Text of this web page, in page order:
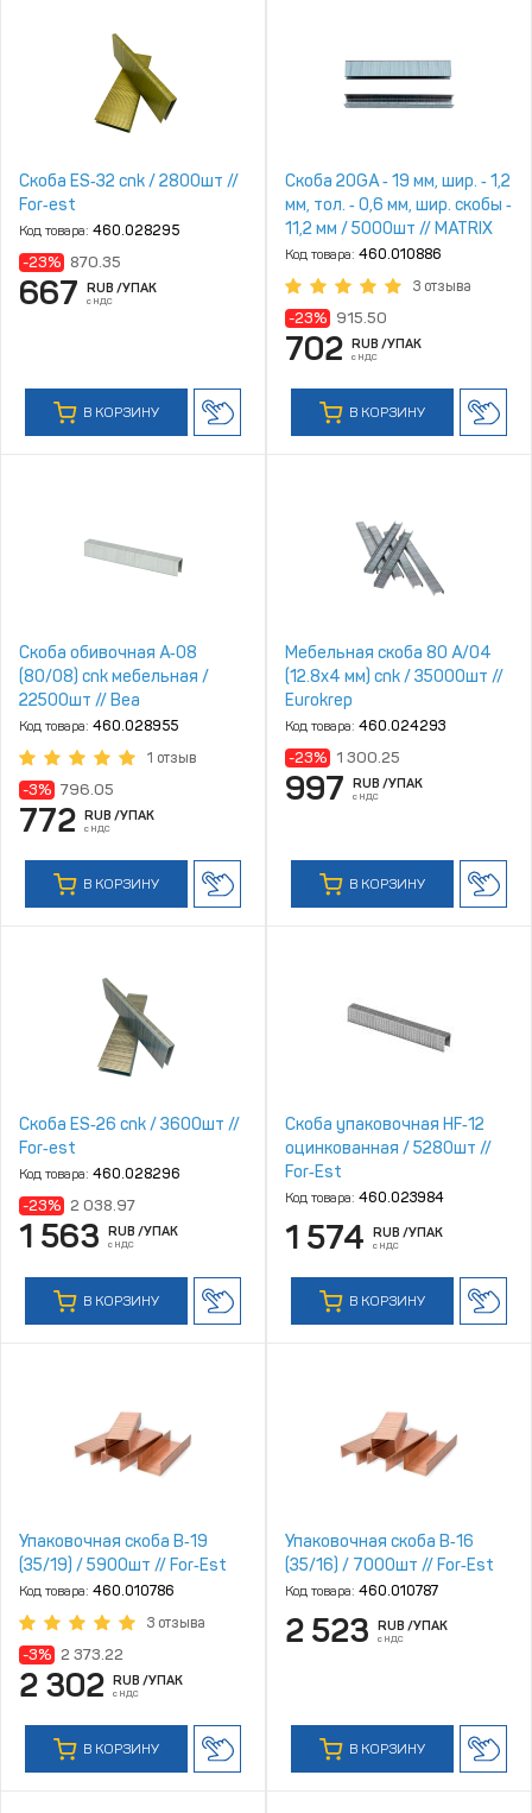
Скоба ES‑32 cnk / 2800шт //
For‑est
Код товара: 460.028295
-23% 870.35
667 RUB /УПАК
с НДС
В КОРЗИНУ
Скоба 20GA ‑ 19 мм, шир. ‑ 1,2
мм, тол. ‑ 0,6 мм, шир. скобы ‑
11,2 мм / 5000шт // MATRIX
[57662]
Код товара: 460.010886
3 отзыва
-23% 915.50
702 RUB /УПАК
с НДС
В КОРЗИНУ
Скоба обивочная А‑08
(80/08) cnk мебельная /
22500шт // Bea
Код товара: 460.028955
1 отзыв
-3% 796.05
772 RUB /УПАК
с НДС
В КОРЗИНУ
Мебельная скоба 80 A/04
(12.8х4 мм) cnk / 35000шт //
Eurokrep
Код товара: 460.024293
-23% 1 300.25
997 RUB /УПАК
с НДС
В КОРЗИНУ
Скоба ES‑26 cnk / 3600шт //
For‑est
Код товара: 460.028296
-23% 2 038.97
1 563 RUB /УПАК
с НДС
В КОРЗИНУ
Скоба упаковочная HF‑12
оцинкованная / 5280шт //
For‑Est
Код товара: 460.023984
1 574 RUB /УПАК
с НДС
В КОРЗИНУ
Упаковочная скоба B‑19
(35/19) / 5900шт // For‑Est
Код товара: 460.010786
3 отзыва
-3% 2 373.22
2 302 RUB /УПАК
с НДС
В КОРЗИНУ
Упаковочная скоба B‑16
(35/16) / 7000шт // For‑Est
Код товара: 460.010787
2 523 RUB /УПАК
с НДС
В КОРЗИНУ